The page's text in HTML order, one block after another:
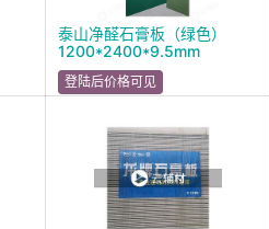
泰山净醛石膏板（绿色）
1200*2400*9.5mm
登陆后价格可见